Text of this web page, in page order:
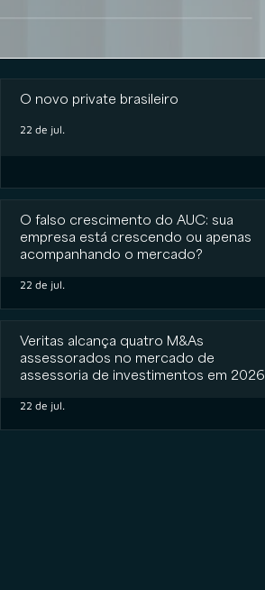
O novo private brasileiro
22 de jul.
O falso crescimento do AUC: sua
empresa está crescendo ou apenas
acompanhando o mercado?
22 de jul.
Veritas alcança quatro M&As
assessorados no mercado de
assessoria de investimentos em 2026
22 de jul.